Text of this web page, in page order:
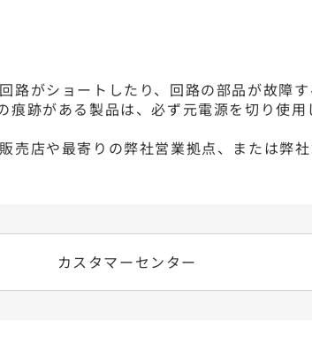
路がショートしたり、回路の部品が故障
跡がある製品は、必ず元電源を切り使用
売店や最寄りの弊社営業拠点、または弊
カスタマーセンター